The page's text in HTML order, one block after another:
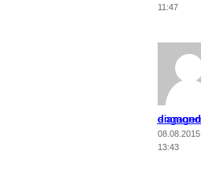
11:47
diamond engagement diamond
08.08.2015
13:43